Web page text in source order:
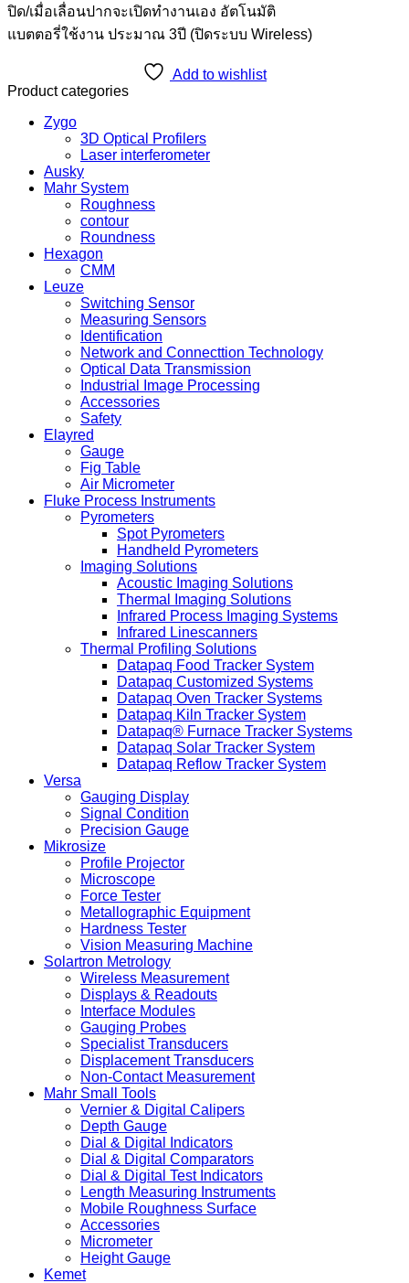
ปิด/เมื่อเลื่อนปากจะเปิดทำงานเอง อัตโนมัติ
แบตตอรี่ใช้งาน ประมาณ 3ปี (ปิดระบบ Wireless)
Add to wishlist
Product categories
Zygo
3D Optical Profilers
Laser interferometer
Ausky
Mahr System
Roughness
contour
Roundness
Hexagon
CMM
Leuze
Switching Sensor
Measuring Sensors
Identification
Network and Connecttion Technology
Optical Data Transmission
Industrial Image Processing
Accessories
Safety
Elayred
Gauge
Fig Table
Air Micrometer
Fluke Process Instruments
Pyrometers
Spot Pyrometers
Handheld Pyrometers
Imaging Solutions
Acoustic Imaging Solutions
Thermal Imaging Solutions
Infrared Process Imaging Systems
Infrared Linescanners
Thermal Profiling Solutions
Datapaq Food Tracker System
Datapaq Customized Systems
Datapaq Oven Tracker Systems
Datapaq Kiln Tracker System
Datapaq® Furnace Tracker Systems
Datapaq Solar Tracker System
Datapaq Reflow Tracker System
Versa
Gauging Display
Signal Condition
Precision Gauge
Mikrosize
Profile Projector
Microscope
Force Tester
Metallographic Equipment
Hardness Tester
Vision Measuring Machine
Solartron Metrology
Wireless Measurement
Displays & Readouts
Interface Modules
Gauging Probes
Specialist Transducers
Displacement Transducers
Non-Contact Measurement
Mahr Small Tools
Vernier & Digital Calipers
Depth Gauge
Dial & Digital Indicators
Dial & Digital Comparators
Dial & Digital Test Indicators
Length Measuring Instruments
Mobile Roughness Surface
Accessories
Micrometer
Height Gauge
Kemet